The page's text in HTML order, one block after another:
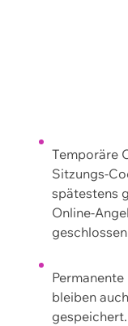
Temporäre
Sitzungs-
spätestens
Online-
bleiben